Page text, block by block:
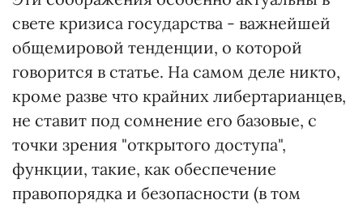
свете кризиса государства - важнейшей
общемировой тенденции, о которой
говорится в статье. На самом деле никто,
кроме разве что крайних либертарианцев,
не ставит под сомнение его базовые, с
точки зрения "открытого доступа",
функции, такие, как обеспечение
правопорядка и безопасности (в том